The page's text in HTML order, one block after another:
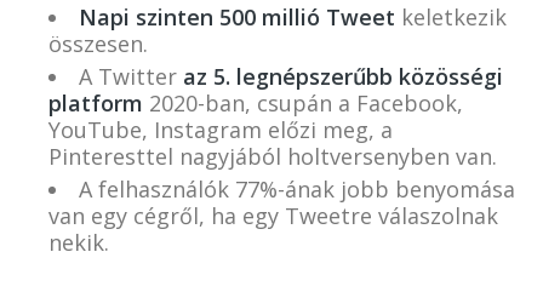
Napi szinten 500 millió Tweet keletkezik
összesen.
A Twitter az 5. legnépszerűbb közösségi
platform 2020-ban, csupán a Facebook,
YouTube, Instagram előzi meg, a
Pinteresttel nagyjából holtversenyben van.
A felhasználók 77%-ának jobb benyomása
van egy cégről, ha egy Tweetre válaszolnak
nekik.